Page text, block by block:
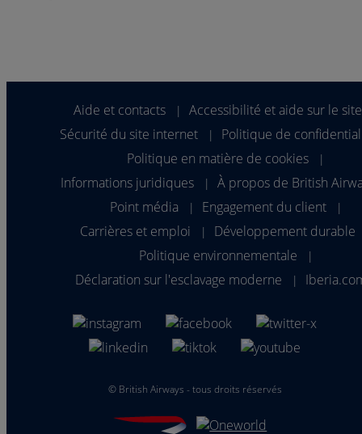
Aide et contacts |
Accessibilité et aide sur le site
Sécurité du site internet
|
Politique de
Politique en matière de cookies
|
Informations juridiques |
À propos de British
Point média
| Engagement du client |
Carrières et emploi |
Développement durable
Politique environnementale
|
Déclaration sur l'esclavage moderne |
© British Airways - tous droits réservés